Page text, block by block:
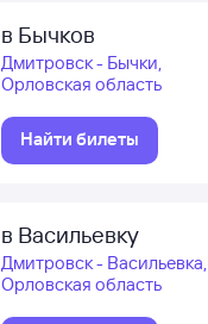
в Бычков
Дмитровск - Бычки,
Орловская область
Найти билеты
в Васильевку
Дмитровск - Васильевка,
Орловская область